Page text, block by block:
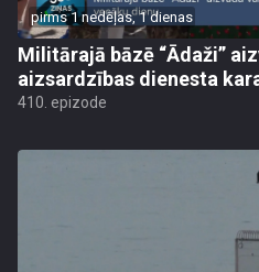
pirms 1 nedēļas, 1 dienas
Militārajā bāzē “Ādaži”
aizsardzības dienesta
410. epizode